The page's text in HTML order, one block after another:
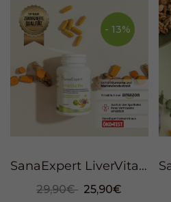
- 13%
SanaExpert LiverVital Pro, 120 capsules
29,90€ 25,90€